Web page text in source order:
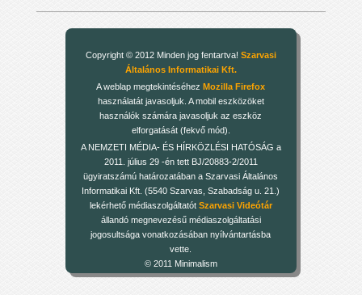
Copyright © 2012 Minden jog fentartva! Szarvasi
Általános Informatikai Kft.
A weblap megtekintéséhezMozilla Firefox
használatát javasoljuk. A mobil eszközöket
használók számára javasoljuk az eszköz
elforgatását (fekvő mód).
A NEMZETI MÉDIA- ÉS HÍRKÖZLÉSI HATÓSÁG a
2011. július 29 -én tett BJ/20883-2/2011
ügyiratszámú határozatában a Szarvasi Általános
Informatikai Kft. (5540 Szarvas, Szabadság u. 21.)
lekérhető médiaszolgáltatót Szarvasi Videótár
állandó megnevezésű médiaszolgáltatási
jogosultsága vonatkozásában nyílvántartásba
vette.
© 2011 Minimalism